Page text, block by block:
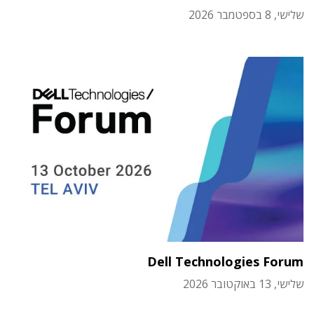
שלישי, 8 בספטמבר 2026
Dell Technologies Forum
שלישי, 13 באוקטובר 2026